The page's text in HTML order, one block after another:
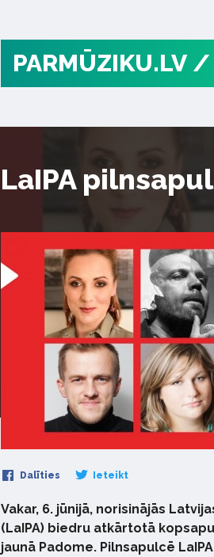
PARMŪZIKU.LV /
LaIPA
Dalīties Ieteikt
Vakar, 6. jūnijā, norisinājās
(LaIPA) biedru atkārtotā
jaunā Padome. Pilnsapulcē